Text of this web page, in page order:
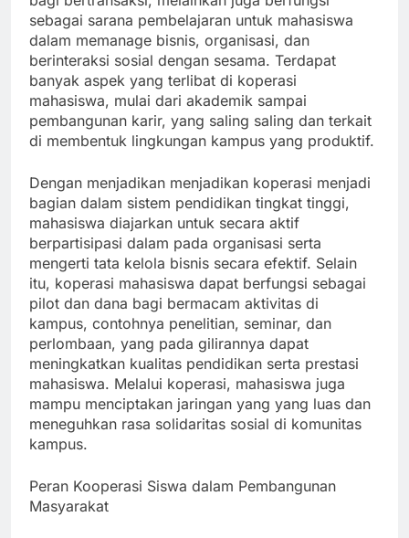
sebagai sarana pembelajaran untuk mahasiswa
dalam memanage bisnis, organisasi, dan
berinteraksi sosial dengan sesama. Terdapat
banyak aspek yang terlibat di koperasi
mahasiswa, mulai dari akademik sampai
pembangunan karir, yang saling saling dan terkait
di membentuk lingkungan kampus yang produktif.
Dengan menjadikan menjadikan koperasi menjadi
bagian dalam sistem pendidikan tingkat tinggi,
mahasiswa diajarkan untuk secara aktif
berpartisipasi dalam pada organisasi serta
mengerti tata kelola bisnis secara efektif. Selain
itu, koperasi mahasiswa dapat berfungsi sebagai
pilot dan dana bagi bermacam aktivitas di
kampus, contohnya penelitian, seminar, dan
perlombaan, yang pada gilirannya dapat
meningkatkan kualitas pendidikan serta prestasi
mahasiswa. Melalui koperasi, mahasiswa juga
mampu menciptakan jaringan yang yang luas dan
meneguhkan rasa solidaritas sosial di komunitas
kampus.
Peran Kooperasi Siswa dalam Pembangunan
Masyarakat